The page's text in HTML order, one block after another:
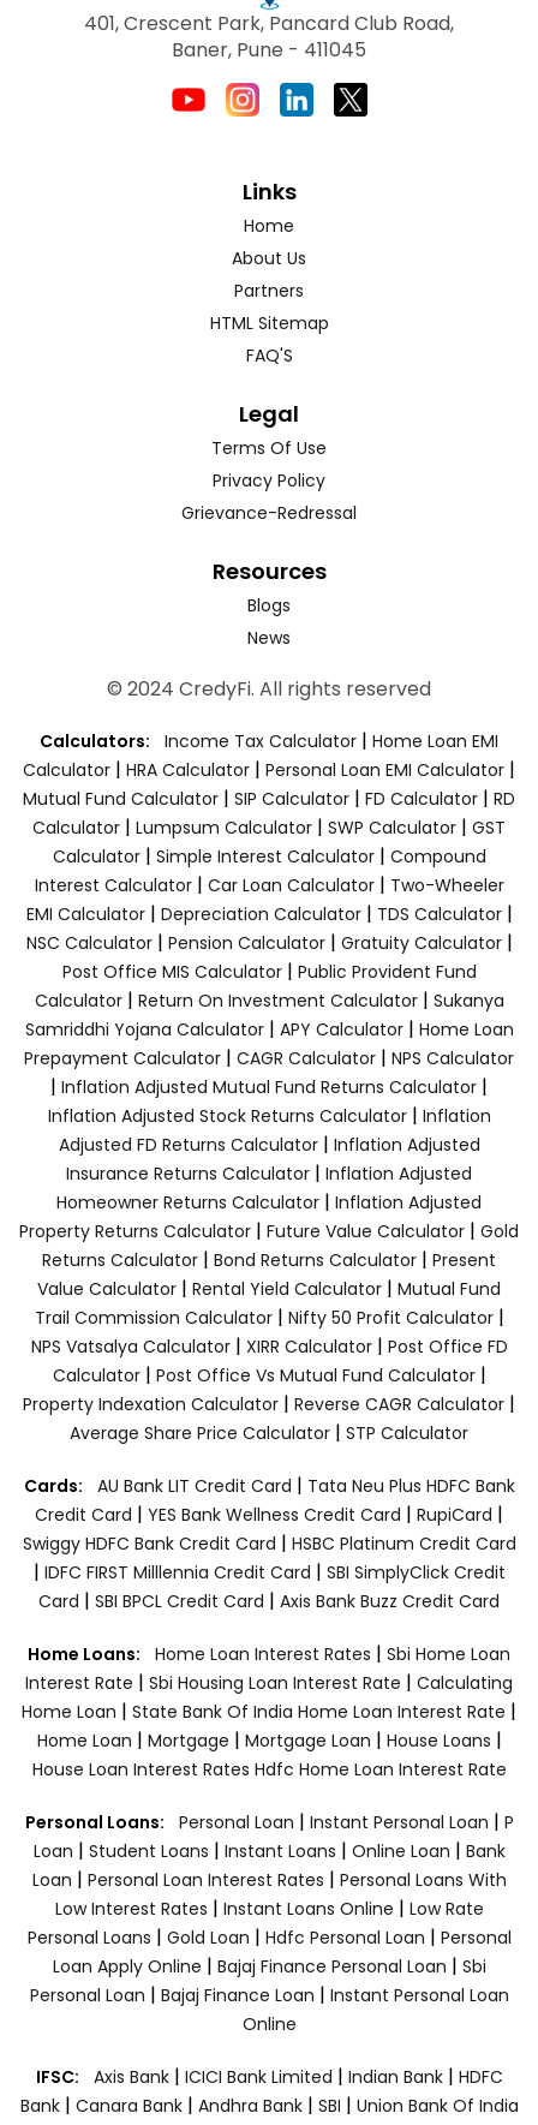
401, Crescent Park, Pancard Club Road,
Baner, Pune - 411045
Links
Home
About Us
Partners
HTML Sitemap
FAQ'S
Legal
Terms Of Use
Privacy Policy
Grievance-Redressal
Resources
Blogs
News
© 2024 CredyFi. All rights reserved
Calculators: Income Tax Calculator | Home Loan EMI
Calculator | HRA Calculator | Personal Loan EMI Calculator |
Mutual Fund Calculator | SIP Calculator | FD Calculator | RD
Calculator | Lumpsum Calculator | SWP Calculator | GST
Calculator| Simple Interest Calculator| Compound
Interest Calculator| Car Loan Calculator| Two-Wheeler
EMI Calculator| Depreciation Calculator| TDS Calculator|
NSC Calculator| Pension Calculator| Gratuity Calculator|
Post Office MIS Calculator| Public Provident Fund
Calculator| Return On Investment Calculator| Sukanya
Samriddhi Yojana Calculator| APY Calculator| Home Loan
Prepayment Calculator | CAGR Calculator | NPS Calculator
| Inflation Adjusted Mutual Fund Returns Calculator |
Inflation Adjusted Stock Returns Calculator| Inflation
Adjusted FD Returns Calculator| Inflation Adjusted
Insurance Returns Calculator | Inflation Adjusted
Homeowner Returns Calculator | Inflation Adjusted
Property Returns Calculator | Future Value Calculator | Gold
Returns Calculator | Bond Returns Calculator | Present
Value Calculator | Rental Yield Calculator | Mutual Fund
Trail Commission Calculator| Nifty 50 Profit Calculator|
NPS Vatsalya Calculator| XIRR Calculator| Post Office FD
Calculator| Post Office Vs Mutual Fund Calculator|
Property Indexation Calculator | Reverse CAGR Calculator |
Average Share Price Calculator | STP Calculator
Cards: AU Bank LIT Credit Card | Tata Neu Plus HDFC Bank
Credit Card | YES Bank Wellness Credit Card | RupiCard |
Swiggy HDFC Bank Credit Card | HSBC Platinum Credit Card
| IDFC FIRST Milllennia Credit Card | SBI SimplyClick Credit
Card | SBI BPCL Credit Card | Axis Bank Buzz Credit Card
Home Loans: Home Loan Interest Rates | Sbi Home Loan
Interest Rate | Sbi Housing Loan Interest Rate | Calculating
Home Loan | State Bank Of India Home Loan Interest Rate |
Home Loan | Mortgage | Mortgage Loan | House Loans |
House Loan Interest Rates Hdfc Home Loan Interest Rate
Personal Loans: Personal Loan | Instant Personal Loan | P
Loan | Student Loans | Instant Loans | Online Loan | Bank
Loan | Personal Loan Interest Rates | Personal Loans With
Low Interest Rates | Instant Loans Online | Low Rate
Personal Loans | Gold Loan | Hdfc Personal Loan | Personal
Loan Apply Online | Bajaj Finance Personal Loan | Sbi
Personal Loan | Bajaj Finance Loan | Instant Personal Loan
Online
IFSC: Axis Bank | ICICI Bank Limited | Indian Bank | HDFC
Bank| Canara Bank | Andhra Bank| SBI | Union Bank Of India